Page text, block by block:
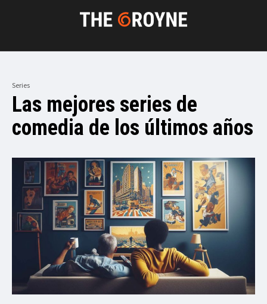
Series
Las mejores series de
comedia de los últimos años